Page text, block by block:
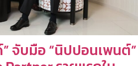
จับมือ “นิปปอนเพนต์”